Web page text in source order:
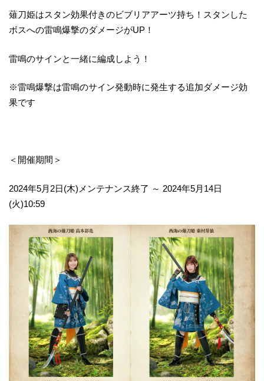
薙刀姫はスタン効果付きのビブリアアーツ持ち！スタンした
ボスへの雷鳴爆撃のダメージがUP！
雷鳴のサインと一緒に編成しよう！
※雷鳴爆撃は雷鳴のサイン発動時に発生する追加ダメージ効
果です
＜開催期間＞
2024年5月2日(木)メンテナンス終了 ～ 2024年5月14日
(火)10:59